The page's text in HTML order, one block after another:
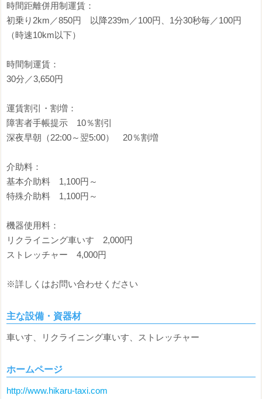
時間距離併用制運賃：
初乗り2km／850円 以降239m／100円、1分30秒毎／100円
（時速10km以下）
時間制運賃：
30分／3,650円
運賃割引・割増：
障害者手帳提示 10％割引
深夜早朝（22:00～翌5:00） 20％割増
介助料：
基本介助料 1,100円～
特殊介助料 1,100円～
機器使用料：
リクライニング車いす 2,000円
ストレッチャー 4,000円
※詳しくはお問い合わせください
主な設備・資器材
車いす、リクライニング車いす、ストレッチャー
ホームページ
http://www.hikaru-taxi.com